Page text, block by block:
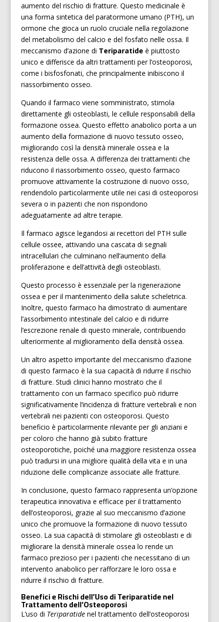
aumento del rischio di fratture. Questo medicinale è
una forma sintetica del paratormone umano (PTH), un
ormone che gioca un ruolo cruciale nella regolazione
del metabolismo del calcio e del fosfato nelle ossa. Il
meccanismo d’azione di Teriparatide è piuttosto
unico e differisce da altri trattamenti per l’osteoporosi,
come i bisfosfonati, che principalmente inibiscono il
riassorbimento osseo.
Quando il farmaco viene somministrato, stimola
direttamente gli osteoblasti, le cellule responsabili della
formazione ossea. Questo effetto anabolico porta a un
aumento della formazione di nuovo tessuto osseo,
migliorando così la densità minerale ossea e la
resistenza delle ossa. A differenza dei trattamenti che
riducono il riassorbimento osseo, questo farmaco
promuove attivamente la costruzione di nuovo osso,
rendendolo particolarmente utile nei casi di osteoporosi
severa o in pazienti che non rispondono
adeguatamente ad altre terapie.
Il farmaco agisce legandosi ai recettori del PTH sulle
cellule ossee, attivando una cascata di segnali
intracellulari che culminano nell’aumento della
proliferazione e dell’attività degli osteoblasti.
Questo processo è essenziale per la rigenerazione
ossea e per il mantenimento della salute scheletrica.
Inoltre, questo farmaco ha dimostrato di aumentare
l’assorbimento intestinale del calcio e di ridurre
l’escrezione renale di questo minerale, contribuendo
ulteriormente al miglioramento della densità ossea.
Un altro aspetto importante del meccanismo d’azione
di questo farmaco è la sua capacità di ridurre il rischio
di fratture. Studi clinici hanno mostrato che il
trattamento con un farmaco specifico può ridurre
significativamente l’incidenza di fratture vertebrali e non
vertebrali nei pazienti con osteoporosi. Questo
beneficio è particolarmente rilevante per gli anziani e
per coloro che hanno già subito fratture
osteoporotiche, poiché una maggiore resistenza ossea
può tradursi in una migliore qualità della vita e in una
riduzione delle complicanze associate alle fratture.
In conclusione, questo farmaco rappresenta un’opzione
terapeutica innovativa e efficace per il trattamento
dell’osteoporosi, grazie al suo meccanismo d’azione
unico che promuove la formazione di nuovo tessuto
osseo. La sua capacità di stimolare gli osteoblasti e di
migliorare la densità minerale ossea lo rende un
farmaco prezioso per i pazienti che necessitano di un
intervento anabolico per rafforzare le loro ossa e
ridurre il rischio di fratture.
Benefici e Rischi dell’Uso di Teriparatide nel
Trattamento dell’Osteoporosi
L’uso di Teriparatidenel trattamento dell’osteoporosi